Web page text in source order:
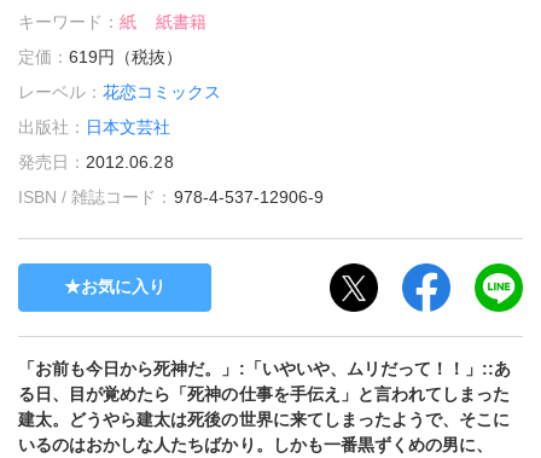
キーワード：紙
紙書籍
定価：619円（税抜）
レーベル：花恋コミックス
出版社： 日本文芸社
発売日： 2012.06.28
ISBN / 雑誌コード： 978-4-537-12906-9
お気に入り
「お前も今日から死神だ。」:「いやいや、ムリだって！！」::あ
る日、目が覚めたら「死神の仕事を手伝え」と言われてしまった
建太。どうやら建太は死後の世界に来てしまったようで、そこに
いるのはおかしな人たちばかり。しかも一番黒ずくめの男に、